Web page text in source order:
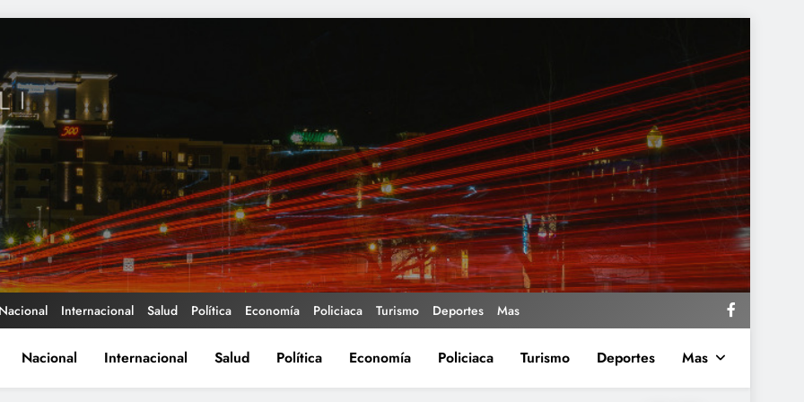
Nacional Internacional Salud Política Economía Policiaca Turismo Deportes Mas
Nacional Internacional Salud Política Economía Policiaca Turismo Deportes Mas